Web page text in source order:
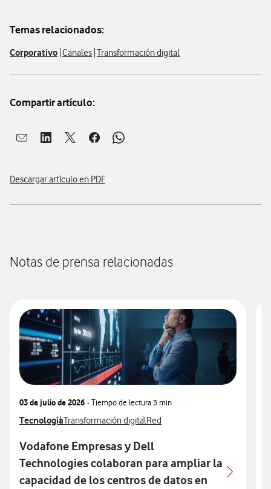
Temas relacionados:
Corporativo Canales Transformación digital
Compartir artículo:
Abrir ventana para compartir en mail
Abrir ventana para compartir en linkedin
Abrir ventana para compartir en twitter
Abrir ventana para compartir en facebook
Abrir ventana para compartir en
Descargar artículo en PDF
Notas de prensa relacionadas
03 de julio de 2026 - Tiempo de lectura3 min
Ver más notas de prensa relacionados con
TecnologíaVer más notas de prensa relacionados con
Transformación digitalVer más notas de prensa
Red
Vodafone Empresas y Dell
Technologies colaboran para ampliar la
capacidad de los centros de datos en